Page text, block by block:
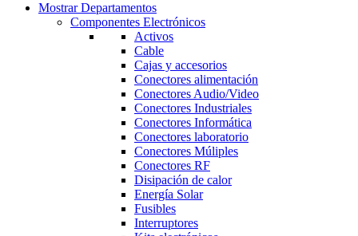
Mostrar Departamentos
Componentes Electrónicos
Activos
Cable
Cajas y accesorios
Conectores alimentación
Conectores Audio/Video
Conectores Industriales
Conectores Informática
Conectores laboratorio
Conectores Múliples
Conectores RF
Disipación de calor
Energía Solar
Fusibles
Interruptores